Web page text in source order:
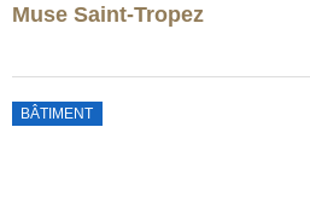
Muse Saint-Tropez
BÂTIMENT